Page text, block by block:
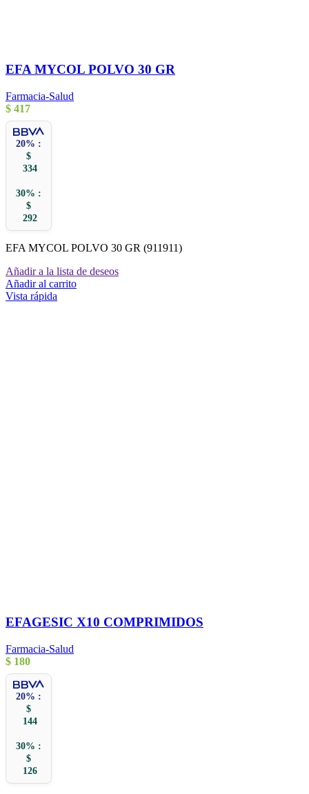
EFA MYCOL POLVO 30 GR
Farmacia-Salud
$ 417
20% :
$
334
30% :
$
292
EFA MYCOL POLVO 30 GR (911911)
Añadir a la lista de deseos
Añadir al carrito
Vista rápida
EFAGESIC X10 COMPRIMIDOS
Farmacia-Salud
$ 180
20% :
$
144
30% :
$
126